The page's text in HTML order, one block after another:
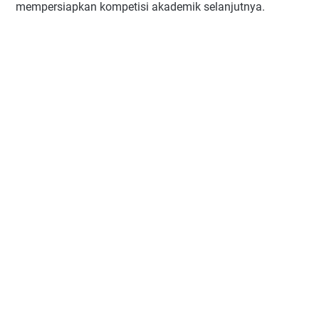
mempersiapkan kompetisi akademik selanjutnya.